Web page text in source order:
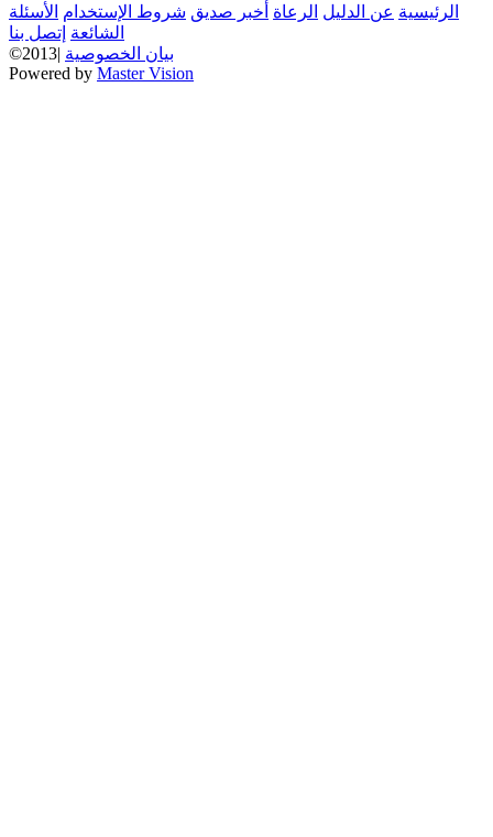
الرئيسية عن الدليل الرعاة أخبر صديق شروط الإستخدام الأسئلة
الشائعة إتصل بنا
©2013| بيان الخصوصية
Powered by Master Vision